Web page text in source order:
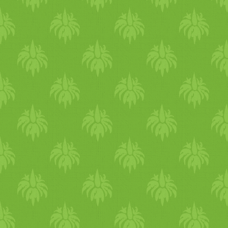
gyümölcsök is... eper,
sorra jönnek a bogyósok.
Élvezd a friss gyümölcsök
ízét, hidratáló, és tisztító
hatását. A melegítő
gabonákat, most érdemes
mérsékelni és helyette árpát,
baszmati rizst, quinoa kezdj
süssük újabb 10 percig, amíg
aranybarna lesz
folyamatosan, mert sütő
függő, hogy milyen hamar
lesz kész). Ha kihűlt,
keverjük hozzá a pisztáciát,
vörösáfonyát és a
kókuszchipszet is.